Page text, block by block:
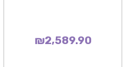
₪2,589.90